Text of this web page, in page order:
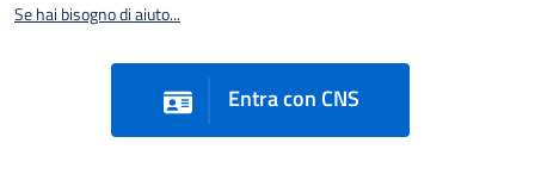
Se hai bisogno di aiuto...
Entra con CNS